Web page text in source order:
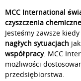
MCC International
czyszczenia
Jesteśmy zawsze
nagłych sytuacjach
współpracy. MCC
możliwości
przedsiębiorstwa.